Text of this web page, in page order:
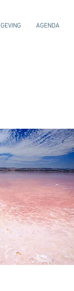
AGENDA